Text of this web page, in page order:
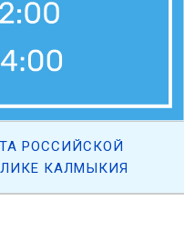
РОССИЙСКОЙ
КАЛМЫКИЯ